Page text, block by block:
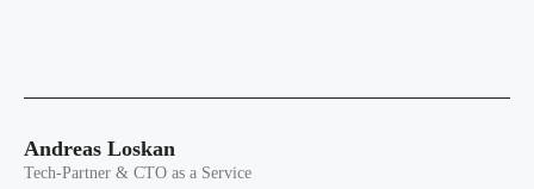
Andreas Loskan
Tech-Partner & CTO as a Service